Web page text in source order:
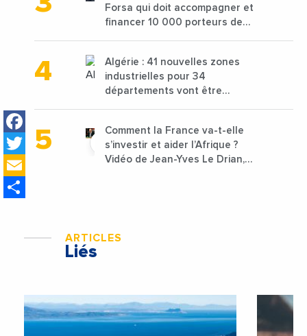
Facebook
Twitter
Forsa qui doit accompagner et
financer 10 000 porteurs de
Algérie : 41 nouvelles zones
industrielles pour 34
départements vont être
Comment la France va-t-elle
s’investir et aider l’Afrique ?
Vidéo de Jean-Yves Le Drian,
ARTICLES
Liés